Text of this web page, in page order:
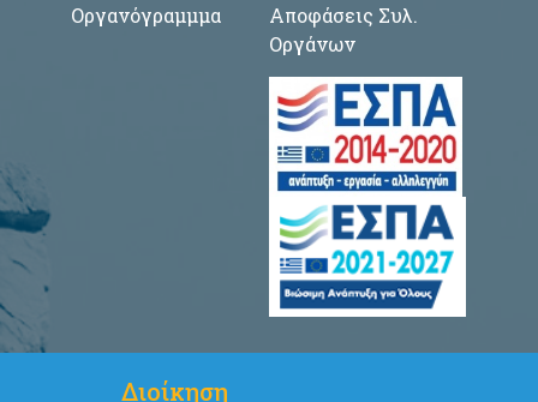
Οργανόγραμμμα
Αποφάσεις Συλ.
Οργάνων
Διοίκηση